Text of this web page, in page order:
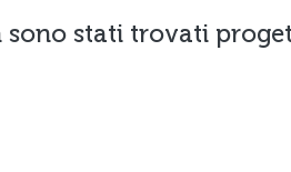
sono stati trovati